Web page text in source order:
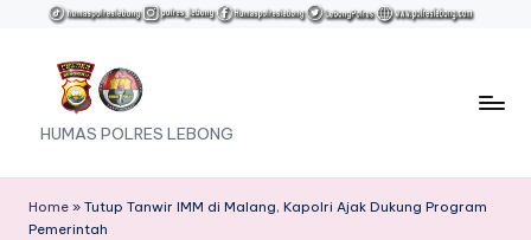
content
HUMAS POLRES LEBONG
Home » Tutup Tanwir IMM di Malang, Kapolri Ajak Dukung Program
Pemerintah